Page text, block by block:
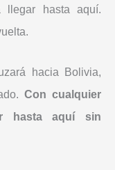
llegar hasta aquí.
hacia Bolivia,
Con cualquier
hasta aquí sin